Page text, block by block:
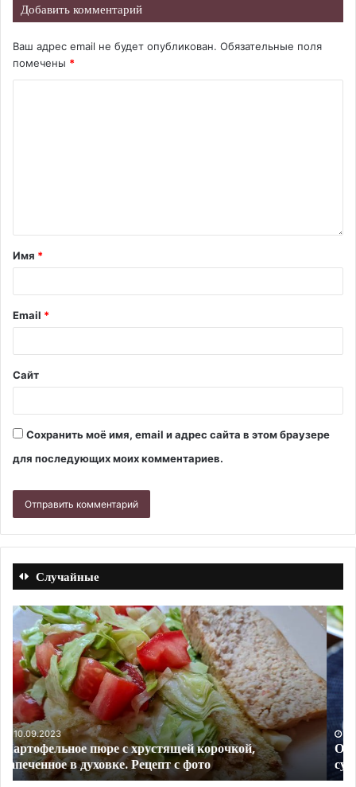
Добавить комментарий
Ваш адрес email не будет опубликован. Обязательные поля
помечены *
Имя *
Email *
Сайт
Сохранить моё имя, email и адрес сайта в этом браузере
для последующих моих комментариев.
Случайные
Овощной
салат
с
печенью
трески
по-
мурмански
и
сухариками.
Рецепт
с
10.09.2023
Овощной салат с печенью трески по-мурмански и
сухариками. Рецепт с фото
с
и
с